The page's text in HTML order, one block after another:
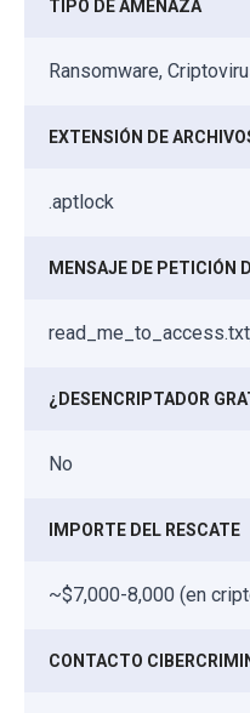
TIPO DE AMENAZA
Ransomware,
EXTENSIÓN DE
.aptlock
MENSAJE DE PETICIÓN
¿DESENCRIPTADOR
No
IMPORTE DEL RESCATE
~$7,000-8,000 (en
CONTACTO